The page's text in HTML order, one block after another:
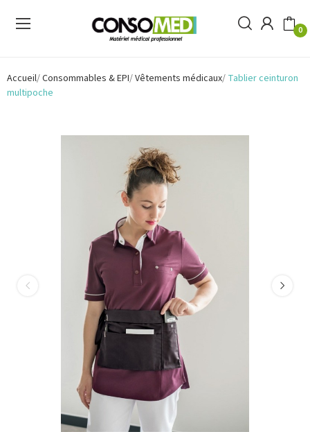
0
Accueil Consommables & EPI Vêtements médicaux Tablier ceinturon
multipoche